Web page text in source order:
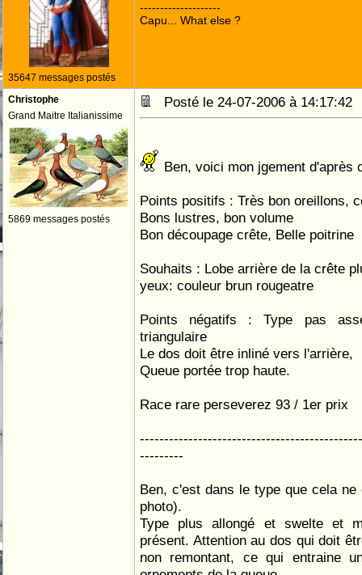
35647 messages postés
--------------------
Capu... What else ?
Christophe
Grand Maitre Italianissime
5869 messages postés
Posté le 24-07-2006 à
Ben, voici mon jgement d'après
Points positifs : Très bon oreillons,
Bons lustres, bon volume
Bon découpage crête, Belle poitrine
Souhaits : Lobe arrière de la crête
yeux: couleur brun rougeatre
Points négatifs : Type pas
triangulaire
Le dos doit être inliné vers l'arrière,
Queue portée trop haute.
Race rare perseverez 93 / 1er prix
---------
Ben, c'est dans le type que cela
photo).
Type plus allongé et swelte et
présent. Attention au dos qui doit
non remontant, ce qui entraine